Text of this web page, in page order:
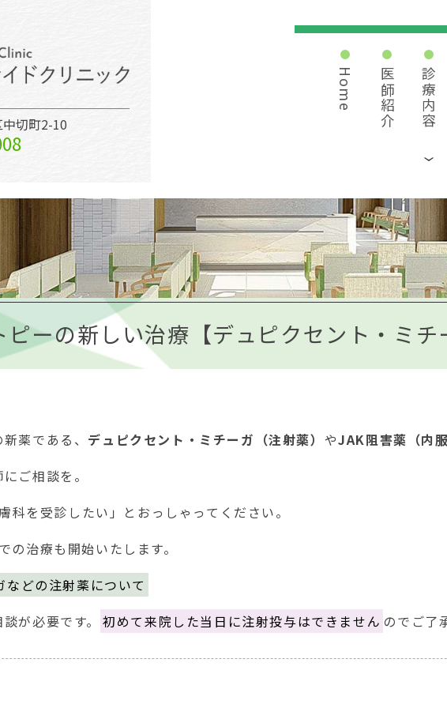
切町2-10
Home 医師紹介 診療内容
ピーの新しい治療【デュピクセント・ミ
薬である、 デュピクセント・ミチーガ（注射薬） やJAK阻害薬（内服
ご相談を。
科を受診したい」とおっしゃってください。
での治療も開始いたします。
どの注射薬について
が必要です。
初めて来院した当日に注射投与はできません のでご了